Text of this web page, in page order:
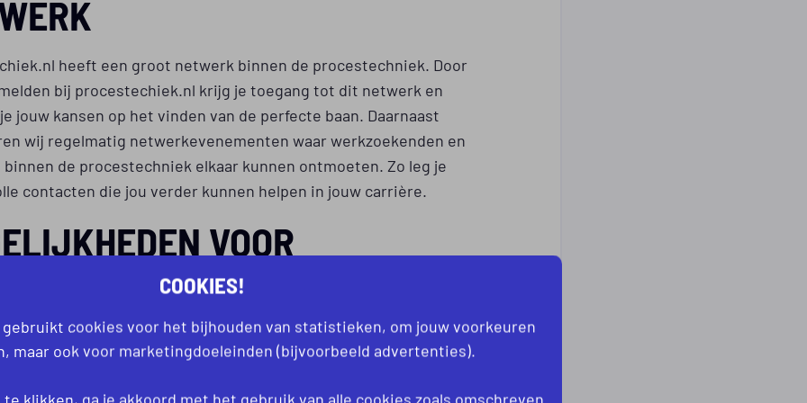
heeft een groot netwerk binnen de procestechniek. Door
bij procestechiek.nl krijg je toegang tot dit netwerk en
jouw kansen op het vinden van de perfecte baan. Daarnaast
wij regelmatig netwerkevenementen waar werkzoekenden en
de procestechniek elkaar kunnen ontmoeten. Zo leg je
contacten die jou verder kunnen helpen in jouw carrière.
VOOR
ONTWIKKELING
geloven we in de kracht van persoonlijke ontwikkeling.
wij diverse mogelijkheden aan om jezelf verder te
COOKIES!
cookies voor het bijhouden van statistieken, om jouw voorkeuren
maar ook voor marketingdoeleinden (bijvoorbeeld advertenties).
klikken, ga je akkoord met het gebruik van alle cookies zoals omschreven